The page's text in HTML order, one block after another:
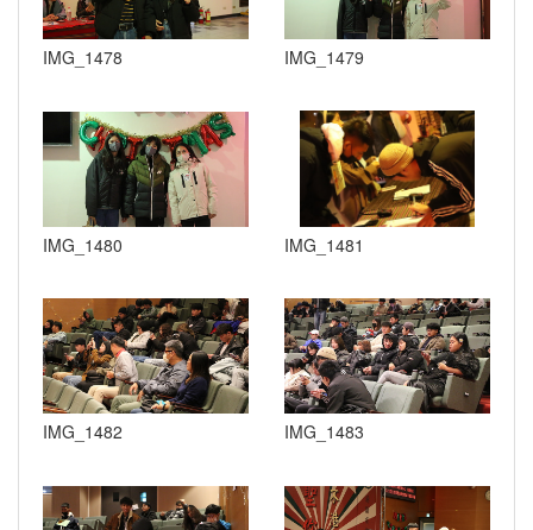
IMG_1478 IMG_1479
IMG_1480 IMG_1481
IMG_1482 IMG_1483